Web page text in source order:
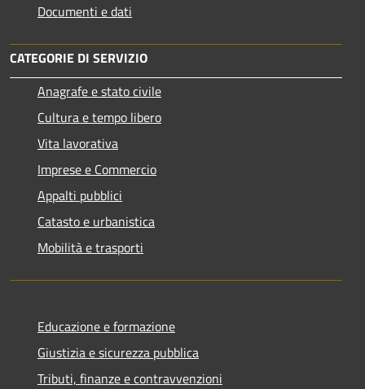
Documenti e dati
CATEGORIE DI SERVIZIO
Anagrafe e stato civile
Cultura e tempo libero
Vita lavorativa
Imprese e Commercio
Appalti pubblici
Catasto e urbanistica
Mobilità e trasporti
Educazione e formazione
Giustizia e sicurezza pubblica
Tributi, finanze e contravvenzioni